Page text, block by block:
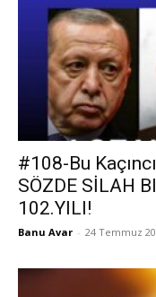
#108-Bu
SÖZDE SİLAH
102.YILI!
Banu Avar - 24 Temmuz